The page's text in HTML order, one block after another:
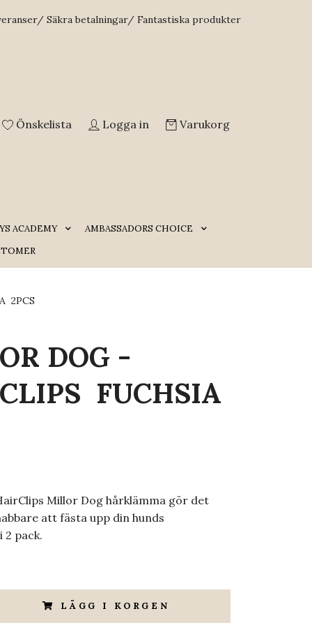
Säkra betalningar/ Fantastiska produkter
Önskelista Logga in Varukorg
ACADEMY
AMBASSADORS CHOICE
2PCS
DOG -
FUCHSIA
Millor Dog hårklämma gör det
att fästa upp din hunds
2 pack.
LÄGG I KORGEN